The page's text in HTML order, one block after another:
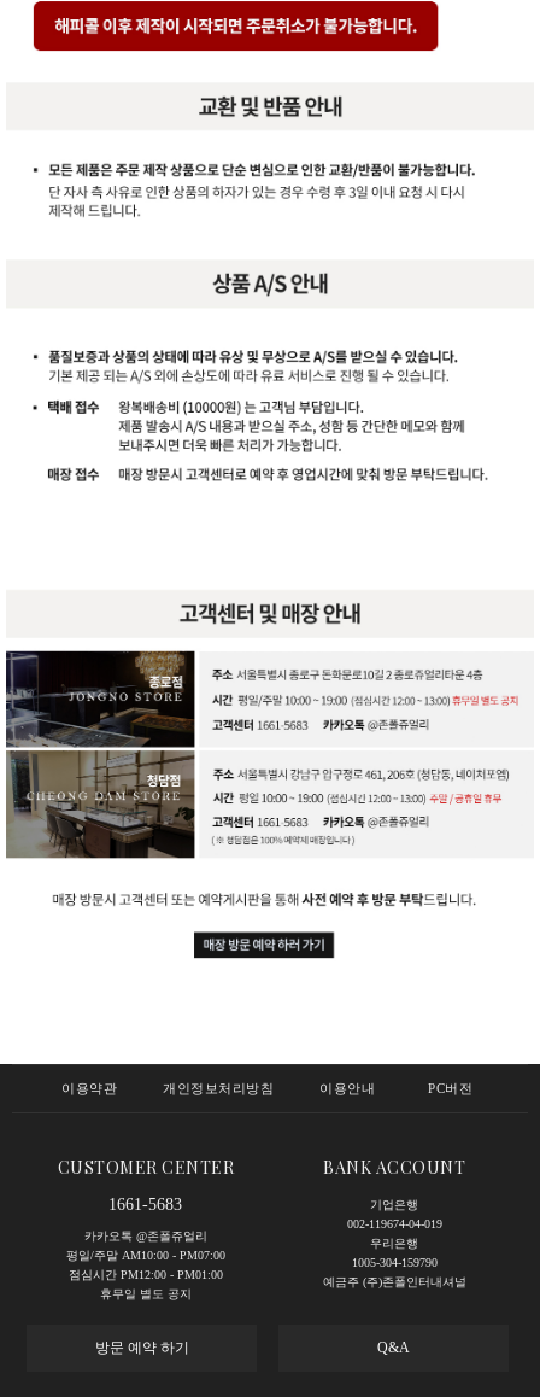
이용약관 개인정보처리방침 이용안내 PC버전
CUSTOMER CENTER
1661-5683
카카오톡 @존폴쥬얼리
평일/주말 AM10:00 - PM07:00
점심시간 PM12:00 - PM01:00
휴무일 별도 공지
BANK ACCOUNT
기업은행
002-119674-04-019
우리은행
1005-304-159790
예금주 (주)존폴인터내셔널
방문 예약 하기 Q&A